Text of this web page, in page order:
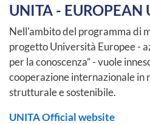
UNITA - EUROPEAN
Nell'ambito del programma di
progetto Università Europee -
per la conoscenza” - vuole
cooperazione internazionale in
strutturale e sostenibile.
UNITA Official website